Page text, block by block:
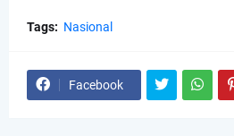
Tags: Nasional
Facebook